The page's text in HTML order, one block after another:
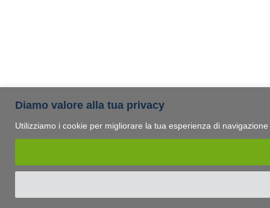
Diamo valore alla tua privacy
Utilizziamo i cookie per migliorare la tua esperienza di